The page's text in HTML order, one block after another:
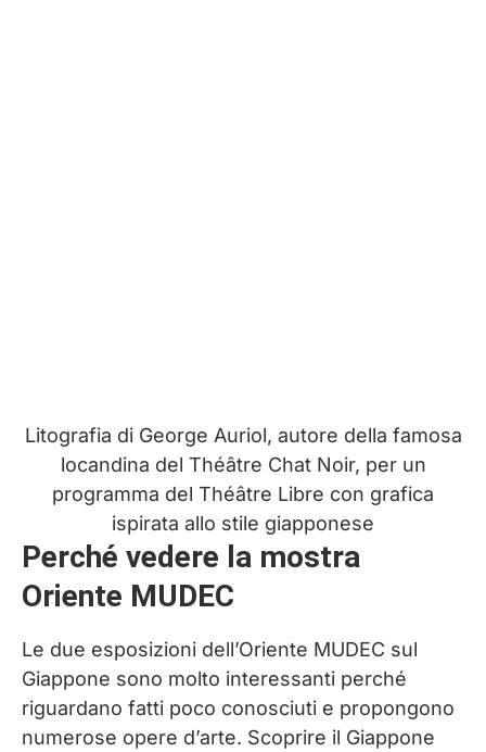
Litografia di George Auriol, autore della famosa
locandina del Théâtre Chat Noir, per un
programma del Théâtre Libre con grafica
ispirata allo stile giapponese
Perché vedere la mostra
Oriente MUDEC
Le due esposizioni dell’Oriente MUDEC sul
Giappone sono molto interessanti perché
riguardano fatti poco conosciuti e propongono
numerose opere d’arte. Scoprire il Giappone